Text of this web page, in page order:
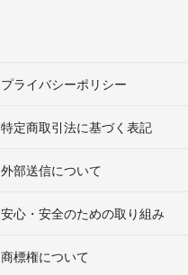
プライバシーポリシー
特定商取引法に基づく表記
外部送信について
安心・安全のための取り組み
商標権について